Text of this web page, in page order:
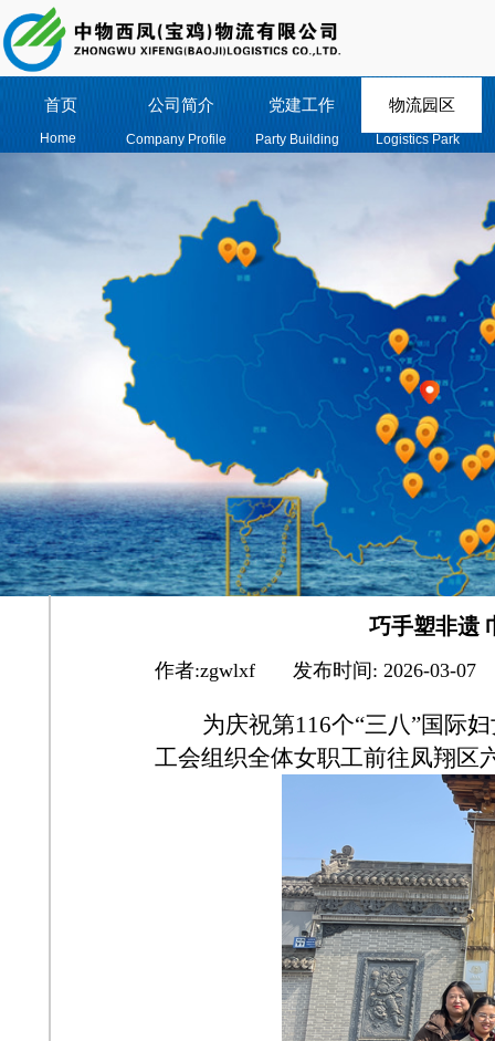
Party Building Logistics Park
Home Company Profile
首页 公司简介 党建工作 物流园区
巧手塑非遗
作者:zgwlxf 发布时间: 2026-03-07
为庆祝第116个“三八”国际
工会组织全体女职工前往凤翔区